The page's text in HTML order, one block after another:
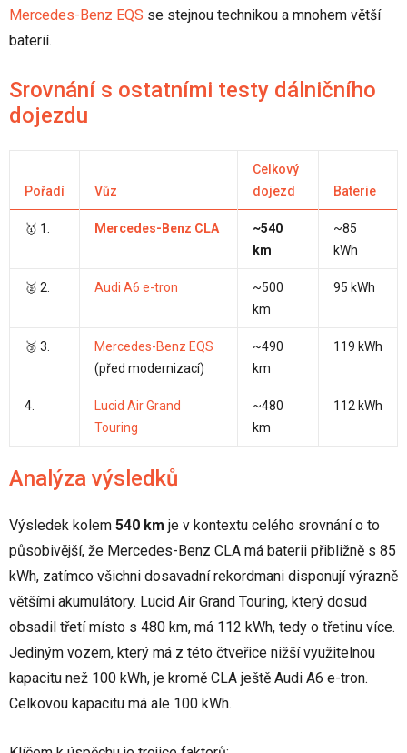
Mercedes-Benz EQS se stejnou technikou a mnohem větší
baterií.
Srovnání s ostatními testy dálničního
dojezdu
Pořadí Vůz
Celkový
dojezd
Baterie
🥇 1. Mercedes-Benz CLA
~540
km
~85
kWh
🥈 2. Audi A6 e-tron
~500
km
95 kWh
🥉 3.
Mercedes-Benz EQS
(před modernizací)
~490
km
119 kWh
4.
Lucid Air Grand
Touring
~480
km
112 kWh
Analýza výsledků
Výsledek kolem 540 km je v kontextu celého srovnání o to
působivější, že Mercedes-Benz CLA má baterii přibližně s 85
kWh, zatímco všichni dosavadní rekordmani disponují výrazně
většími akumulátory. Lucid Air Grand Touring, který dosud
obsadil třetí místo s 480 km, má 112 kWh, tedy o třetinu více.
Jediným vozem, který má z této čtveřice nižší využitelnou
kapacitu než 100 kWh, je kromě CLA ještě Audi A6 e-tron.
Celkovou kapacitu má ale 100 kWh.